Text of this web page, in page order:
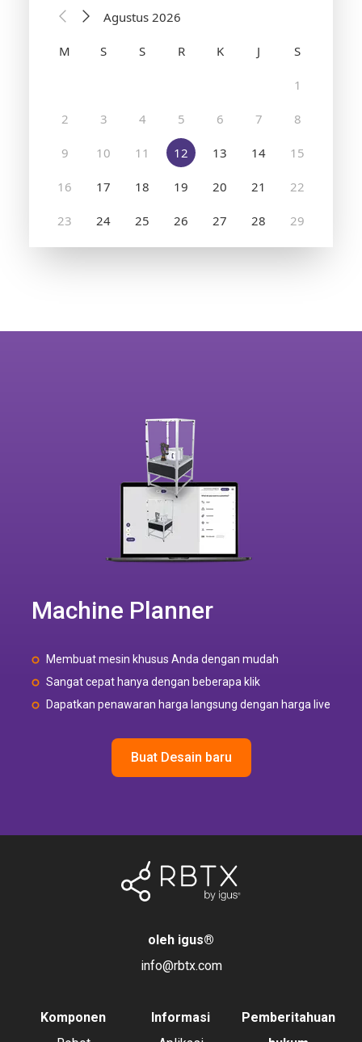
Machine Planner
Membuat mesin khusus Anda dengan mudah
Sangat cepat hanya dengan beberapa klik
Dapatkan penawaran harga langsung dengan harga live
Buat Desain baru
oleh igus®
info@rbtx.com
Komponen
Informasi
Pemberitahuan